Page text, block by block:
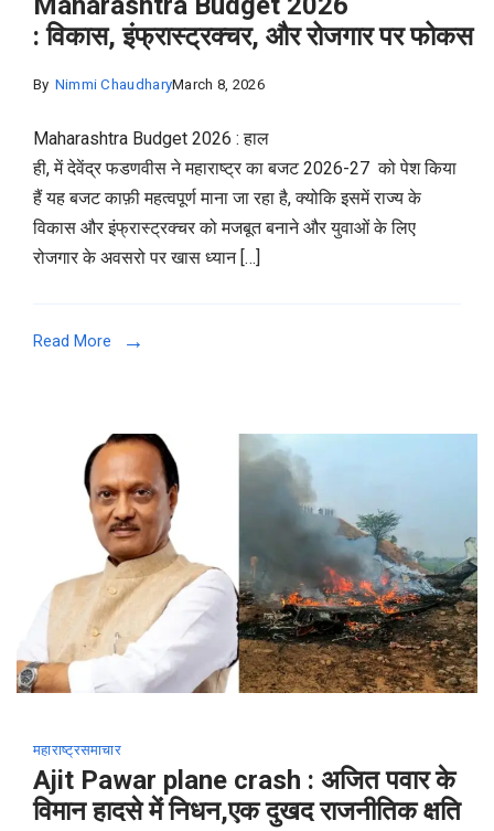
: विकास, इंफ्रास्ट्रक्चर, और रोजगार पर फोकस
By Nimmi ChaudharyMarch 8, 2026
Maharashtra Budget 2026 : हाल
ही, में देवेंद्र फडणवीस ने महाराष्ट्र का बजट 2026-27 को पेश किया
हैं यह बजट काफ़ी महत्वपूर्ण माना जा रहा है, क्योकि इसमें राज्य के
विकास और इंफ्रास्ट्रक्चर को मजबूत बनाने और युवाओं के लिए
रोजगार के अवसरो पर खास ध्यान […]
Read More
महाराष्ट्रसमाचार
Ajit Pawar plane crash : अजित पवार के
विमान हादसे में निधन,एक दुखद राजनीतिक क्षति